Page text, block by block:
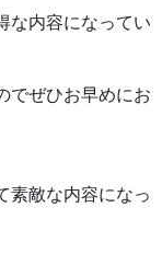
な内容になってい
でぜひお早めにお
素敵な内容になっ